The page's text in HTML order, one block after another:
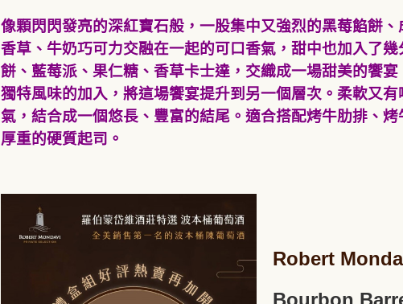
像顆閃閃發亮的深紅寶石般，一股集中又強烈的黑莓餡餅
香草、牛奶巧可力交融在一起的可口香氣，甜中也加入了
餅、藍莓派、果仁糖、香草卡士達，交織成一場甜美的饗
獨特風味的加入，將這場饗宴提升到另一個層次。柔軟又
氣，結合成一個悠長、豐富的結尾。適合搭配烤牛肋排、
厚重的硬質起司。
Robert
Bourbon